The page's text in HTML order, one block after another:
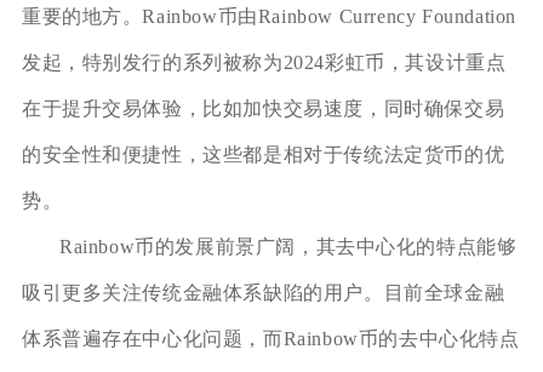
重要的地方。Rainbow币由Rainbow Currency Foundation
发起，特别发行的系列被称为2024彩虹币，其设计重点
在于提升交易体验，比如加快交易速度，同时确保交易
的安全性和便捷性，这些都是相对于传统法定货币的优
势。
Rainbow币的发展前景广阔，其去中心化的特点能够
吸引更多关注传统金融体系缺陷的用户。目前全球金融
体系普遍存在中心化问题，而Rainbow币的去中心化特点